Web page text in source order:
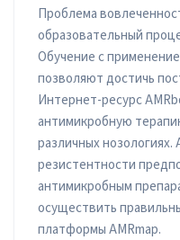
Проблема
образовательный
Обучение с
позволяют достичь
Интернет-ресурс
антимикробную
различных нозологиях.
резистентности
антимикробным
осуществить
платформы AMRmap.